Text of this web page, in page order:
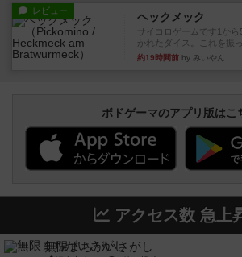
レビュー ヘックメック
サイコロゲームです1か
かれたダイス。これを振っ
約19時間前 by みいやん
ボドゲーマのアプリ版はこ
アクセス数 急上
無限まちがいさがし